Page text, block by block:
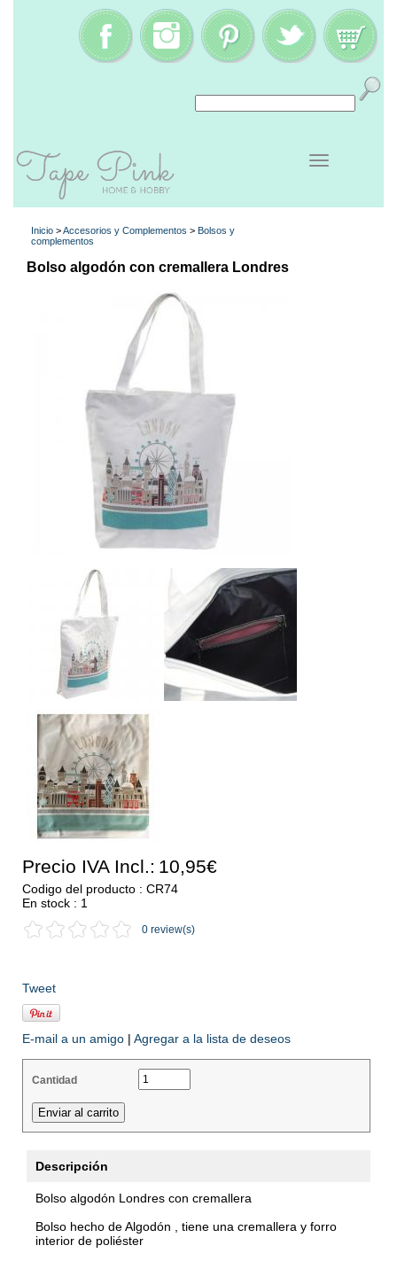
Inicio >Accesorios y Complementos > Bolsos y
complementos
Bolso algodón con cremallera Londres
Precio IVA Incl.: 10,95€
Codigo del producto : CR74
En stock : 1
0 review(s)
Tweet
E-mail a un amigo | Agregar a la lista de deseos
Cantidad
Descripción
Bolso algodón Londres con cremallera
Bolso hecho de Algodón , tiene una cremallera y forro
interior de poliéster